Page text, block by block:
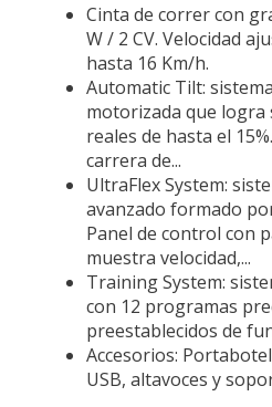
Cinta de correr con
W / 2 CV. Velocidad
hasta 16 Km/h.
Automatic Tilt:
motorizada que logra
reales de hasta el
carrera de...
UltraFlex System:
avanzado formado
Panel de control con
muestra velocidad,...
Training System:
con 12 programas
preestablecidos de
Accesorios:
USB, altavoces y